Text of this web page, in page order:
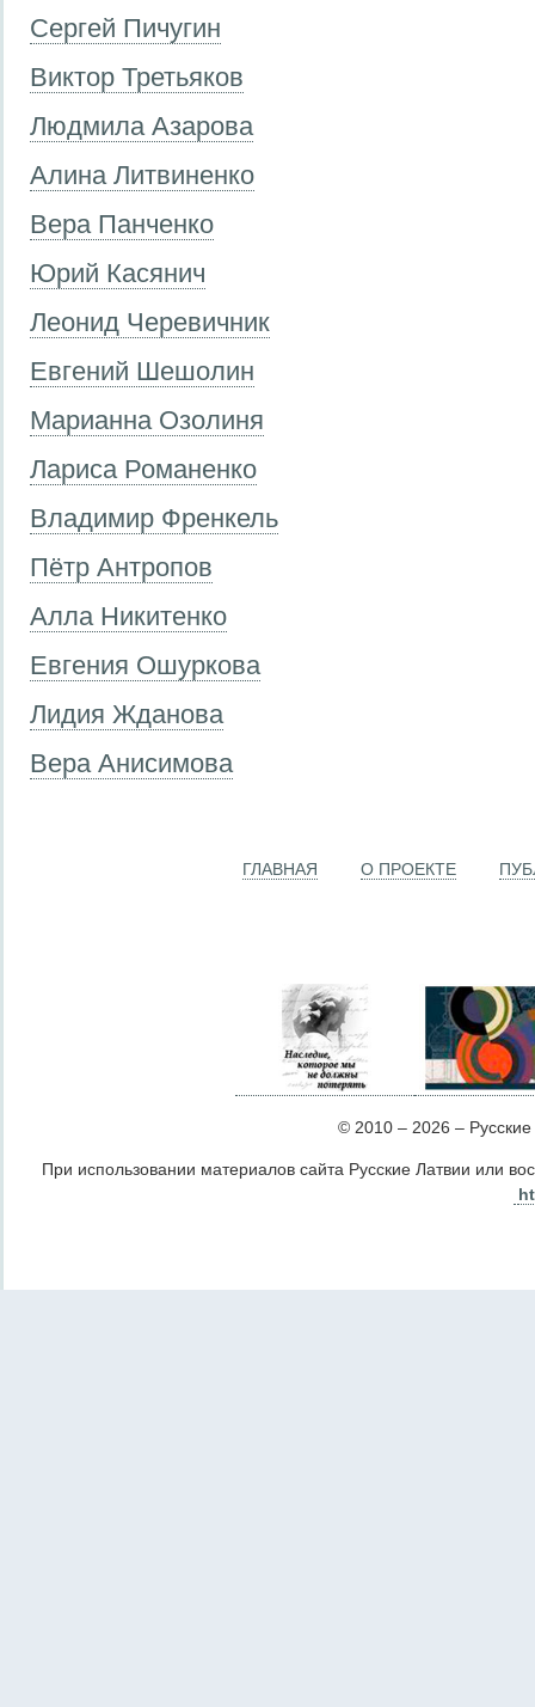
Сергей Пичугин
Виктор Третьяков
Людмила Азарова
Алина Литвиненко
Вера Панченко
Юрий Касянич
Леонид Черевичник
Евгений Шешолин
Марианна Озолиня
Лариса Романенко
Владимир Френкель
Пётр Антропов
Алла Никитенко
Евгения Ошуркова
Лидия Жданова
Вера Анисимова
ГЛАВНАЯ О ПРОЕКТЕ
© 2010 – 2026 –
При использовании материалов сайта Русские Латвии или